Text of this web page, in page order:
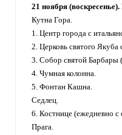
21 ноября
Кутна Гора.
1. Центр города с
2. Церковь святого
3. Собор святой Барбары
4. Чумная колонна.
5. Фонтан Кашна.
Седлец.
6. Костнице (ежедневно с
Прага.